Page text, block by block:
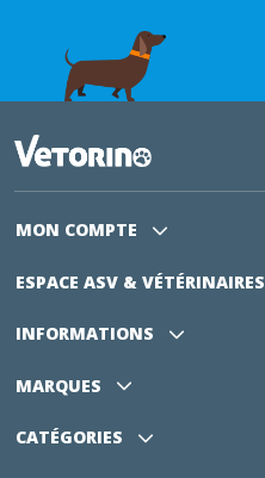
MON COMPTE
ESPACE ASV & VÉTÉRINAIRES
INFORMATIONS
MARQUES
CATÉGORIES